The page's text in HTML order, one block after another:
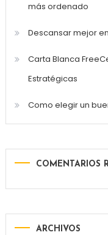
más ordenado
Descansar mejor
Carta Blanca
Estratégicas
Como elegir un
COMENTARIOS
ARCHIVOS